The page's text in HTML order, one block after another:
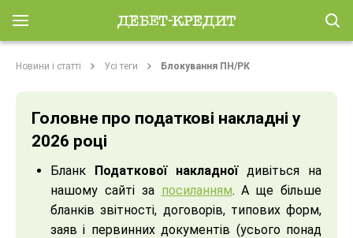
Новини і статті Усі теги Блокування ПН/РК
Головне про податкові накладні у
2026 році
Бланк Податкової накладноїдивіться на
нашому сайті за посиланням. А ще більше
бланків звітності, договорів, типових форм,
заяв і первинних документів (усього понад